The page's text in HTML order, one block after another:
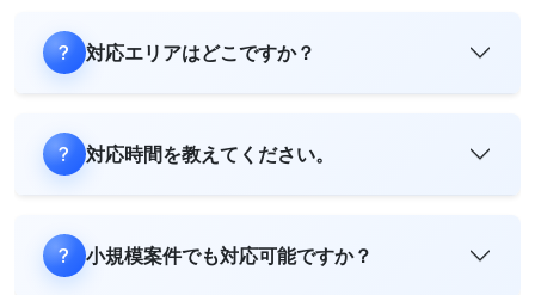
対応エリアはどこですか？
対応時間を教えてください。
小規模案件でも対応可能ですか？